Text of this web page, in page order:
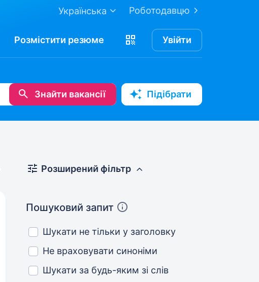
Роботодавцю
Українська
Розмістити резюме Увійти
Знайти вакансії Підібрати
Розширений фільтр
Пошуковий запит
Шукати не тільки у заголовку
Не враховувати синоніми
Шукати за будь-яким зі слів